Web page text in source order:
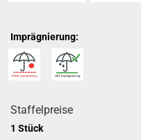
Imprägnierung:
Staffelpreise
1 Stück